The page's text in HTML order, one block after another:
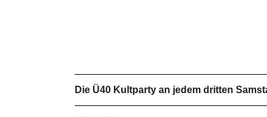
Die Ü40 Kultparty an jedem dritten